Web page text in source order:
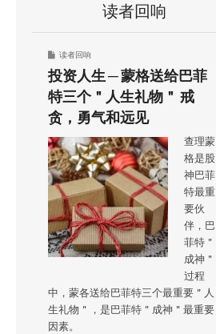
读者回响
读者回响
投资人生 ─ 蒙格送给巴菲
特三个＂人生礼物＂ 戒
贪，勇气和远见
查理蒙
格是股
神巴菲
特最重
要伙
伴，巴
菲特＂
成神＂
过程
中，蒙各送给巴菲特三个最重要＂人
生礼物＂，是巴菲特＂成神＂最重要
因素。